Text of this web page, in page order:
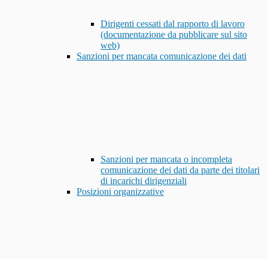
Dirigenti cessati dal rapporto di lavoro
(documentazione da pubblicare sul sito
web)
Sanzioni per mancata comunicazione dei dati
Sanzioni per mancata o incompleta
comunicazione dei dati da parte dei titolari
di incarichi dirigenziali
Posizioni organizzative